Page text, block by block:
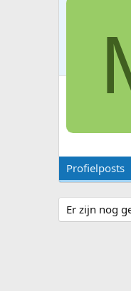
Profielposts
Er zijn nog